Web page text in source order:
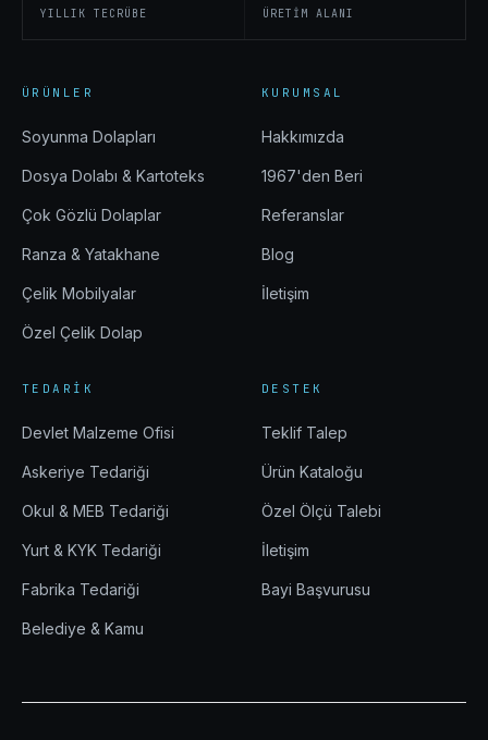
YILLIK TECRÜBE ÜRETIM ALANI
ÜRÜNLER
Soyunma Dolapları
Dosya Dolabı & Kartoteks
Çok Gözlü Dolaplar
Ranza & Yatakhane
Çelik Mobilyalar
Özel Çelik Dolap
KURUMSAL
Hakkımızda
1967'den Beri
Referanslar
Blog
İletişim
TEDARIK
Devlet Malzeme Ofisi
Askeriye Tedariği
Okul & MEB Tedariği
Yurt & KYK Tedariği
Fabrika Tedariği
Belediye & Kamu
DESTEK
Teklif Talep
Ürün Kataloğu
Özel Ölçü Talebi
İletişim
Bayi Başvurusu